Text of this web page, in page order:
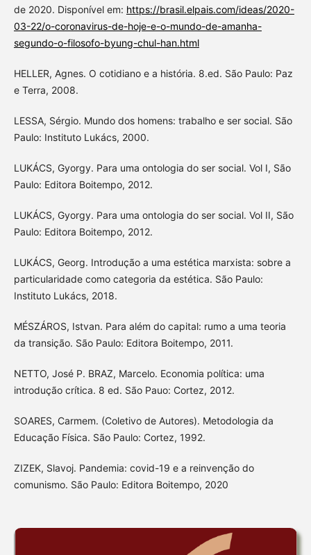
de 2020. Disponível em: https://brasil.elpais.com/ideas/2020-
03-22/o-coronavirus-de-hoje-e-o-mundo-de-amanha-
segundo-o-filosofo-byung-chul-han.html
HELLER, Agnes. O cotidiano e a história. 8.ed. São Paulo: Paz
e Terra, 2008.
LESSA, Sérgio. Mundo dos homens: trabalho e ser social. São
Paulo: Instituto Lukács, 2000.
LUKÁCS, Gyorgy. Para uma ontologia do ser social. Vol I, São
Paulo: Editora Boitempo, 2012.
LUKÁCS, Gyorgy. Para uma ontologia do ser social. Vol II, São
Paulo: Editora Boitempo, 2012.
LUKÁCS, Georg. Introdução a uma estética marxista: sobre a
particularidade como categoria da estética. São Paulo:
Instituto Lukács, 2018.
MÉSZÁROS, Istvan. Para além do capital: rumo a uma teoria
da transição. São Paulo: Editora Boitempo, 2011.
NETTO, José P. BRAZ, Marcelo. Economia política: uma
introdução crítica. 8 ed. São Pauo: Cortez, 2012.
SOARES, Carmem. (Coletivo de Autores). Metodologia da
Educação Física. São Paulo: Cortez, 1992.
ZIZEK, Slavoj. Pandemia: covid-19 e a reinvenção do
comunismo. São Paulo: Editora Boitempo, 2020